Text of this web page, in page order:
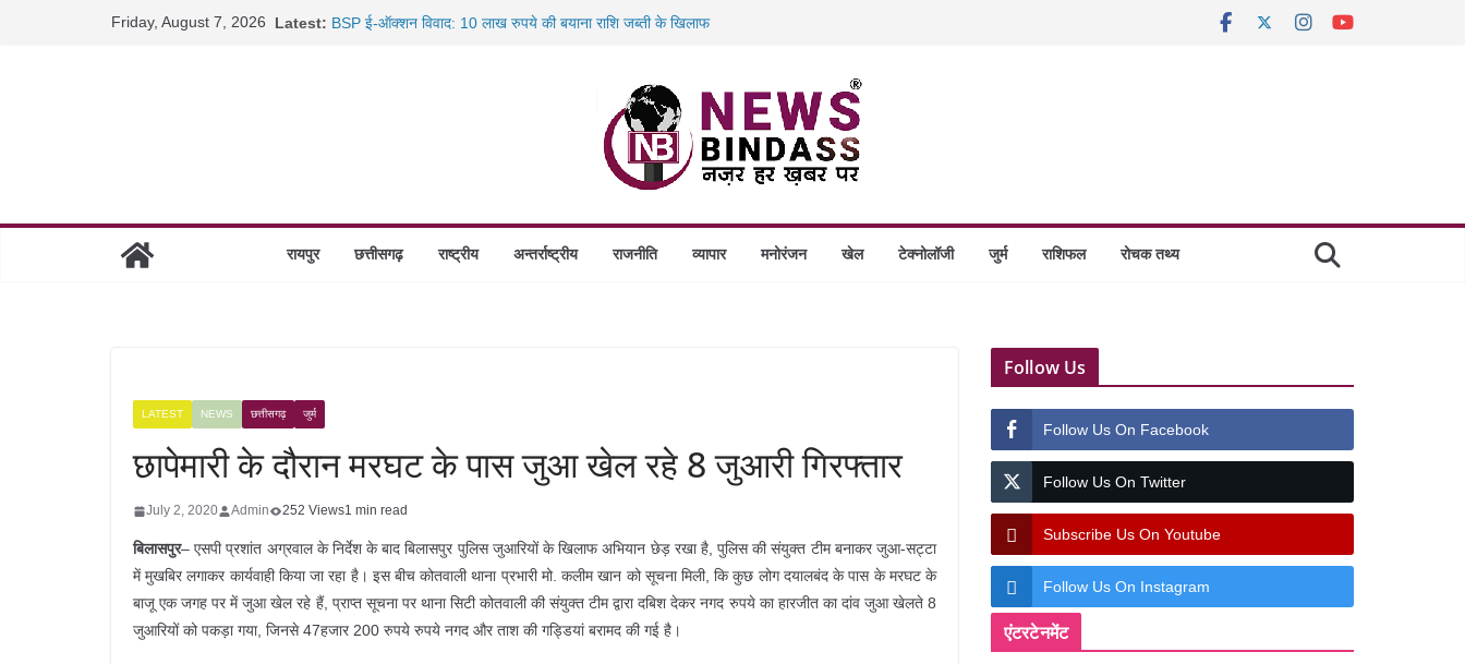
Friday, August 7, 2026 Latest: BSP ई-ऑक्शन विवाद: 10 लाख रुपये की बयाना राशि जब्ती के खिलाफ
छत्तीसगढ़ में 1460 गोधाम होंगे स्थापित, हर विकासखंड के 10 उत्कृष्ट गोठानों
साइबर ठगी पर दुर्ग पुलिस का बड़ा एक्शन: 13 म्यूल बैंक खाताधारक गिरफ्तार
रायपुर छत्तीसगढ़ राष्ट्रीय अन्तर्राष्ट्रीय राजनीति व्यापार मनोरंजन खेल टेक्नोलॉजी जुर्म राशिफल रोचक तथ्य
LATEST NEWS छत्तीसगढ़ जुर्म
छापेमारी के दौरान मरघट के पास जुआ खेल रहे 8 जुआरी गिरफ्तार
July 2, 2020 Admin 252 Views1 min read
बिलासपुर– एसपी प्रशांत अग्रवाल के निर्देश के बाद बिलासपुर पुलिस जुआरियों के खिलाफ अभियान छेड़ रखा है, पुलिस की संयुक्त टीम बनाकर जुआ-सट्टा
में मुखबिर लगाकर कार्यवाही किया जा रहा है। इस बीच कोतवाली थाना प्रभारी मो. कलीम खान को सूचना मिली, कि कुछ लोग दयालबंद के पास के मरघट के
बाजू एक जगह पर में जुआ खेल रहे हैं, प्राप्त सूचना पर थाना सिटी कोतवाली की संयुक्त टीम द्वारा दबिश देकर नगद रुपये का हारजीत का दांव जुआ खेलते 8
जुआरियों को पकड़ा गया, जिनसे 47हजार 200 रुपये रुपये नगद और ताश की गड्डियां बरामद की गई है।
Follow Us
Follow Us On Facebook
Follow Us On Twitter
Subscribe Us On Youtube
Follow Us On Instagram
एंटरटेनमेंट